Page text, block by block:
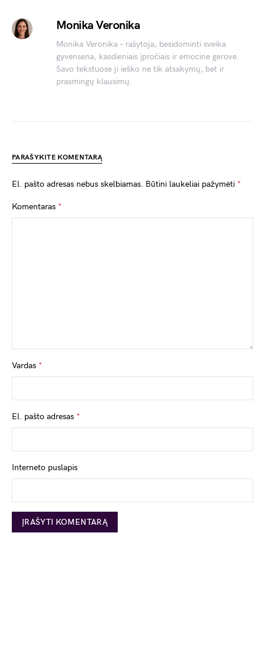
Monika Veronika
Monika Veronika – rašytoja, besidominti sveika
gyvensena, kasdieniais įpročiais ir emocine gerove.
Savo tekstuose ji ieško ne tik atsakymų, bet ir
prasmingų klausimų.
PARAŠYKITE KOMENTARĄ
El. pašto adresas nebus skelbiamas. Būtini laukeliai pažymėti *
Komentaras *
Vardas *
El. pašto adresas *
Interneto puslapis